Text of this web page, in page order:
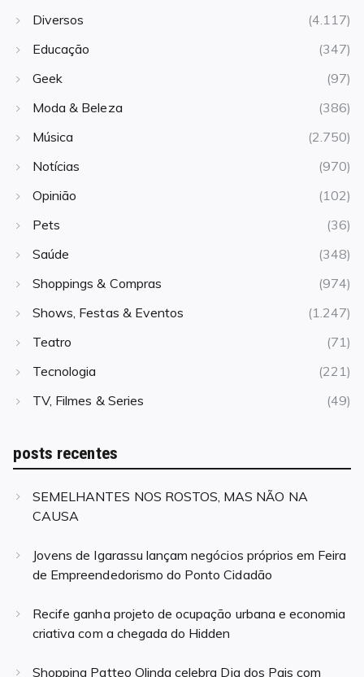
Diversos
(4.117)
Educação
(347)
Geek
(97)
Moda & Beleza
(386)
Música
(2.750)
Notícias
(970)
Opinião
(102)
Pets
(36)
Saúde
(348)
Shoppings & Compras
(974)
Shows, Festas & Eventos
(1.247)
Teatro
(71)
Tecnologia
(221)
TV, Filmes & Series
(49)
posts recentes
SEMELHANTES NOS ROSTOS, MAS NÃO NA
CAUSA
Jovens de Igarassu lançam negócios próprios em Feira
de Empreendedorismo do Ponto Cidadão
Recife ganha projeto de ocupação urbana e economia
criativa com a chegada do Hidden
Shopping Patteo Olinda celebra Dia dos Pais com